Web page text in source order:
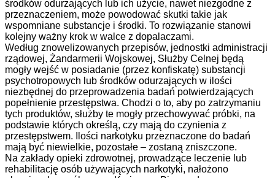
środków odurzających lub ich użycie, nawet niezgodne z
przeznaczeniem, może powodować skutki takie jak
wspomniane substancje i środki. To rozwiązanie stanowi
kolejny ważny krok w walce z dopalaczami.
Według znowelizowanych przepisów, jednostki administracji
rządowej, Żandarmerii Wojskowej, Służby Celnej będą
mogły wejść w posiadanie (przez konfiskatę) substancji
psychotropowych lub środków odurzających w ilości
niezbędnej do przeprowadzenia badań potwierdzających
popełnienie przestępstwa. Chodzi o to, aby po zatrzymaniu
tych produktów, służby te mogły przechowywać próbki, na
podstawie których określą, czy mają do czynienia z
przestępstwem. Ilości narkotyku przeznaczone do badań
mają być niewielkie, pozostałe – zostaną zniszczone.
Na zakłady opieki zdrowotnej, prowadzące leczenie lub
rehabilitację osób używających narkotyki, nałożono